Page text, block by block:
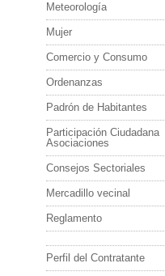
Meteorología
Mujer
Comercio y Consumo
Ordenanzas
Padrón de Habitantes
Participación Ciudadana
Asociaciones
Consejos Sectoriales
Mercadillo vecinal
Reglamento
Perfil del Contratante